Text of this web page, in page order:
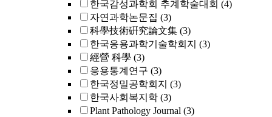
한국감성과학회 추계학술대회 (4)
자연과학논문집 (3)
科學技術硏究論文集 (3)
한국응용과학기술학회지 (3)
經營 科學 (3)
응용통계연구 (3)
한국정밀공학회지 (3)
한국사회복지학 (3)
Plant Pathology Journal (3)